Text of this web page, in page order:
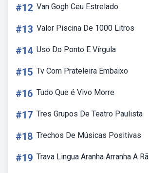
#12 Van Gogh Ceu Estrelado
#13 Valor Piscina De 1000 Litros
#14 Uso Do Ponto E Vírgula
#15 Tv Com Prateleira Embaixo
#16 Tudo Que é Vivo Morre
#17 Tres Grupos De Teatro Paulista
#18 Trechos De Músicas Positivas
#19 Trava Lingua Aranha Arranha A Rã